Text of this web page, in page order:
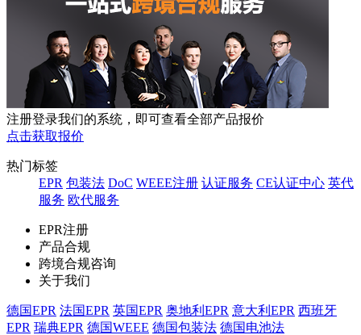
注册登录我们的系统，即可查看全部产品报价
点击获取报价
热门标签
EPR 包装法 DoC WEEE注册 认证服务 CE认证中心 英代
服务 欧代服务
EPR注册
产品合规
跨境合规咨询
关于我们
德国EPR 法国EPR 英国EPR 奥地利EPR 意大利EPR 西班牙
EPR 瑞典EPR 德国WEEE 德国包装法 德国电池法